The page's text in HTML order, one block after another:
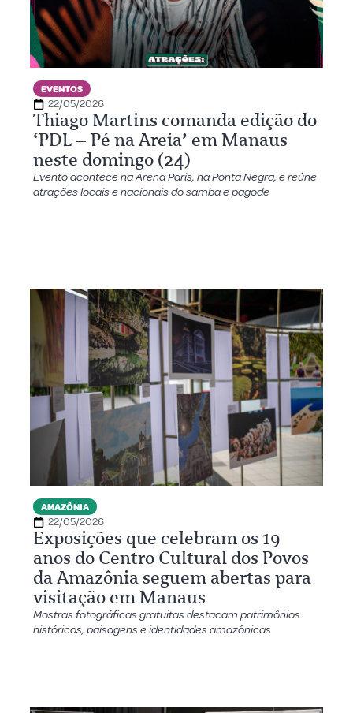
EVENTOS
22/05/2026
Thiago Martins comanda edição do
‘PDL – Pé na Areia’ em Manaus
neste domingo (24)
Evento acontece na Arena Paris, na Ponta Negra, e reúne
atrações locais e nacionais do samba e pagode
AMAZÔNIA
22/05/2026
Exposições que celebram os 19
anos do Centro Cultural dos Povos
da Amazônia seguem abertas para
visitação em Manaus
Mostras fotográficas gratuitas destacam patrimônios
históricos, paisagens e identidades amazônicas